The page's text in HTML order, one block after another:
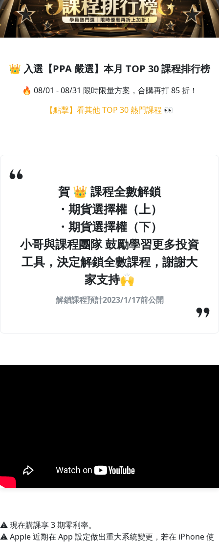
👑 入選【PPA 嚴選】本月 TOP 30 課程排行榜
🔥 08/01 - 08/31 限時限量方案，合購再打 85 折！
【點擊】看其他 TOP 30 熱門課程 👀
賀 👑 課程全數解鎖
・期貨選擇權（上）
・期貨選擇權（下）
小哥與課程團隊 鼓勵學習更多投資
工具，決定解鎖全數課程，謝謝大
家支持🙌
解鎖課程預計2023/1/17前公開
⚠️ 現在購課享 3 期零利率。
⚠️ Apple 近期在 App 設定做出重大系統變更，若在 iPhone 使